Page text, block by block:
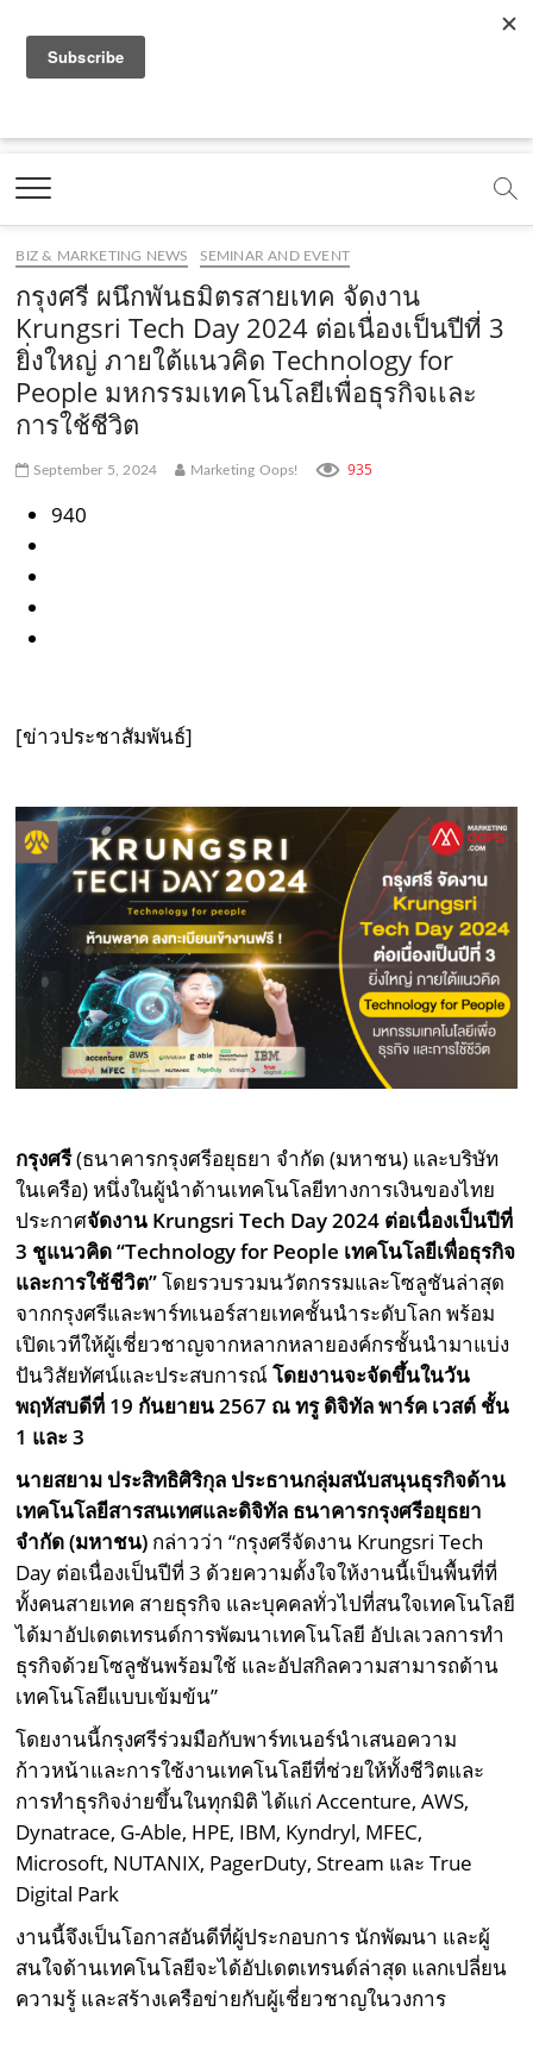
a
e
b
o
o
k
.
c
o
m
o
t
b
e
.
c
o
m
.
o
e
m
e
t
g
r
a
m
.
o
t
k
.
c
o
m
Marketing Oops!
DIGITAL | CREATIVE | ADVERTISING | CAMPAIGN |
BIZ & MARKETING NEWS SEMINAR AND EVENT
กรุงศรี ผนึกพันธมิตรสายเทค จัดงาน
Krungsri Tech Day 2024 ต่อเนื่องเป็นปีที่ 3
ยิ่งใหญ่ ภายใต้แนวคิด Technology for
People มหกรรมเทคโนโลยีเพื่อธุรกิจเเละ
การใช้ชีวิต
September 5, 2024 Marketing Oops! 935
940
[ข่าวประชาสัมพันธ์]
กรุงศรี(ธนาคารกรุงศรีอยุธยา จำกัด (มหาชน) และบริษัท
ในเครือ) หนึ่งในผู้นำด้านเทคโนโลยีทางการเงินของไทย
ประกาศจัดงาน Krungsri Tech Day2024 ต่อเนื่องเป็นปีที่
3 ชูแนวคิด“Technology for People เทคโนโลยีเพื่อธุรกิจ
และการใช้ชีวิต”โดยรวบรวมนวัตกรรมและโซลูชันล่าสุด
จากกรุงศรีและพาร์ทเนอร์สายเทคชั้นนำระดับโลก พร้อม
เปิดเวทีให้ผู้เชี่ยวชาญจากหลากหลายองค์กรชั้นนำมาแบ่ง
ปันวิสัยทัศน์และประสบการณ์โดยงานจะจัดขึ้นในวัน
พฤหัสบดีที่ 19 กันยายน 2567 ณ ทรู ดิจิทัล พาร์ค เวสต์ ชั้น
1 และ 3
นายสยาม ประสิทธิศิริกุล ประธานกลุ่มสนับสนุนธุรกิจด้าน
เทคโนโลยีสารสนเทศและดิจิทัล ธนาคารกรุงศรีอยุธยา
จำกัด (มหาชน) กล่าวว่า “กรุงศรีจัดงาน Krungsri Tech
Day ต่อเนื่องเป็นปีที่ 3 ด้วยความตั้งใจให้งานนี้เป็นพื้นที่ที่
ทั้งคนสายเทค สายธุรกิจ และบุคคลทั่วไปที่สนใจเทคโนโลยี
ได้มาอัปเดตเทรนด์การพัฒนาเทคโนโลยี อัปเลเวลการทำ
ธุรกิจด้วยโซลูชันพร้อมใช้ และอัปสกิลความสามารถด้าน
เทคโนโลยีแบบเข้มข้น”
โดยงานนี้กรุงศรีร่วมมือกับพาร์ทเนอร์นำเสนอความ
ก้าวหน้าและการใช้งานเทคโนโลยีที่ช่วยให้ทั้งชีวิตและ
การทำธุรกิจง่ายขึ้นในทุกมิติ ได้แก่ Accenture, AWS,
Dynatrace, G-Able, HPE, IBM, Kyndryl, MFEC,
Microsoft, NUTANIX, PagerDuty, Stream และ True
Digital Park
งานนี้จึงเป็นโอกาสอันดีที่ผู้ประกอบการ นักพัฒนา และผู้
สนใจด้านเทคโนโลยีจะได้อัปเดตเทรนด์ล่าสุด แลกเปลี่ยน
ความรู้ และสร้างเครือข่ายกับผู้เชี่ยวชาญในวงการ